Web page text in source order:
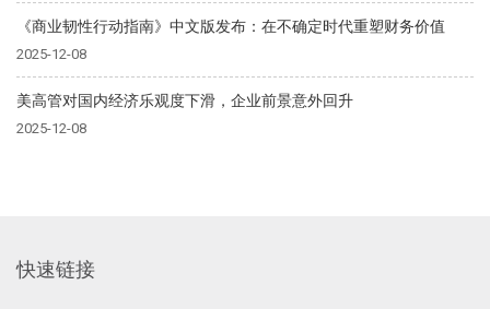
《商业韧性行动指南》中文版发布：在不确定时代重塑财务价值
2025-12-08
美高管对国内经济乐观度下滑，企业前景意外回升
2025-12-08
快速链接